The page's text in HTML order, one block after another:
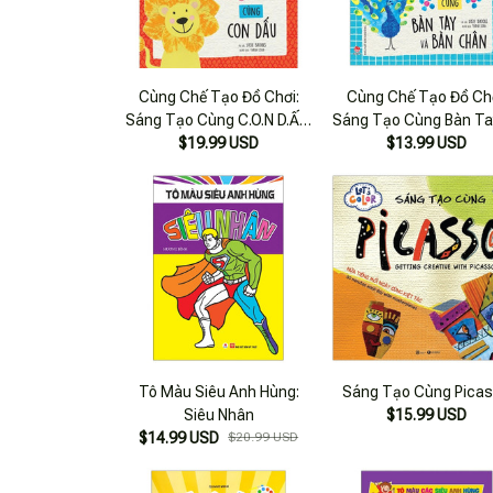
Cùng Chế Tạo Đồ Chơi:
Sáng Tạo Cùng C.O.N D.Ấ.U
- Bản Quyền
$19.99 USD
Cùng Chế Tạo Đồ
Sáng Tạo Cùng Bàn
Bàn Chân
$13.99 USD
Tô Màu Siêu Anh Hùng:
Siêu Nhân
$14.99 USD $20.99 USD
Sáng Tạo Cùng
$15.99 USD